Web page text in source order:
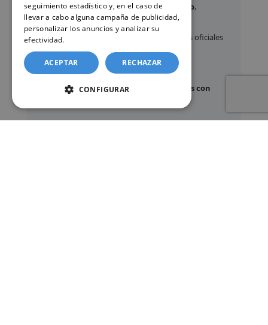
Certificados y partidas denacimiento,
matrimonioydefunción
Apostilla de La Haya
de documentos oficiales
Legalización
de certificados
Certificado de Últimas Voluntades
Certificado de contratos de seguros con
seguimiento estadístico y, en el caso de
llevar a cabo alguna campaña de publicidad,
personalizar los anuncios y analizar su
efectividad.
ACEPTAR RECHAZAR
CONFIGURAR